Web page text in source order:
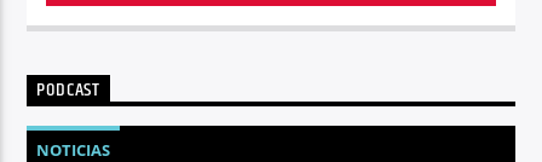
PODCAST
NOTICIAS